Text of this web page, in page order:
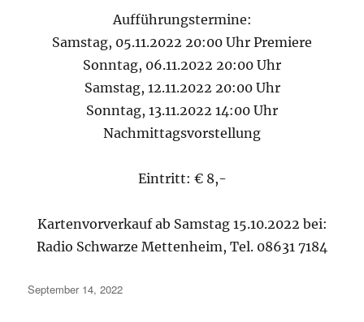
Aufführungstermine:
Samstag, 05.11.2022 20:00 Uhr Premiere
Sonntag, 06.11.2022 20:00 Uhr
Samstag, 12.11.2022 20:00 Uhr
Sonntag, 13.11.2022 14:00 Uhr
Nachmittagsvorstellung
Eintritt: € 8,-
Kartenvorverkauf ab Samstag 15.10.2022 bei:
Radio Schwarze Mettenheim, Tel. 08631 7184
Veröffentlicht
September 14, 2022